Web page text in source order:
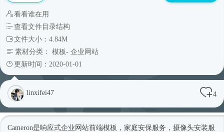
看看谁在用
查看文件目录结构
文件大小：4.84M
素材分类： 模板- 企业网站
更新时间：2020-01-01
linxifei47 4
Cameron是响应式企业网站前端模板，家庭安保服务，摄像头安装服